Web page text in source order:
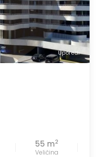
Uporedi
55 m2
Veličina